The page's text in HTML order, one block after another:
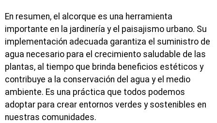
En resumen, el alcorque es una herramienta
importante en la jardinería y el paisajismo urbano. Su
implementación adecuada garantiza el suministro de
agua necesario para el crecimiento saludable de las
plantas, al tiempo que brinda beneficios estéticos y
contribuye a la conservación del agua y el medio
ambiente. Es una práctica que todos podemos
adoptar para crear entornos verdes y sostenibles en
nuestras comunidades.